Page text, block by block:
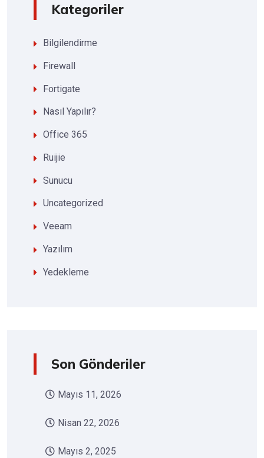
Kategoriler
Bilgilendirme
Firewall
Fortigate
Nasıl Yapılır?
Office 365
Ruijie
Sunucu
Uncategorized
Veeam
Yazılım
Yedekleme
Son Gönderiler
Mayıs 11, 2026
Nisan 22, 2026
Mayıs 2, 2025